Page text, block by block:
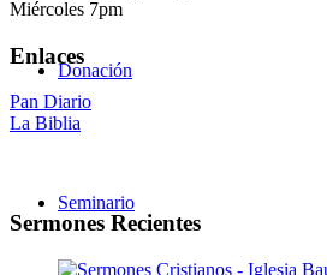
Donación
Seminario
Miércoles 7pm
Enlaces
Pan Diario
La Biblia
Sermones Recientes